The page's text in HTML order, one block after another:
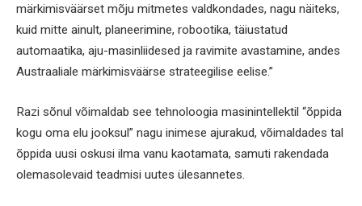
märkimisväärset mõju mitmetes valdkondades, nagu näiteks,
kuid mitte ainult, planeerimine, robootika, täiustatud
automaatika, aju-masinliidesed ja ravimite avastamine, andes
Austraaliale märkimisväärse strateegilise eelise.”
Razi sõnul võimaldab see tehnoloogia masinintellektil “õppida
kogu oma elu jooksul” nagu inimese ajurakud, võimaldades tal
õppida uusi oskusi ilma vanu kaotamata, samuti rakendada
olemasolevaid teadmisi uutes ülesannetes.